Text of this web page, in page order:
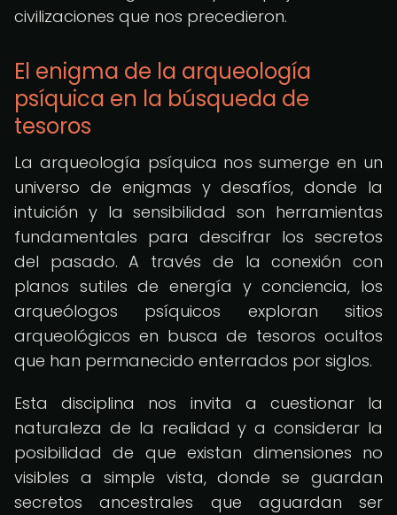
civilizaciones que nos precedieron.
El enigma de la arqueología
psíquica en la búsqueda de
tesoros
La arqueología psíquica nos sumerge en un
universo de enigmas y desafíos, donde la
intuición y la sensibilidad son herramientas
fundamentales para descifrar los secretos
del pasado. A través de la conexión con
planos sutiles de energía y conciencia, los
arqueólogos psíquicos exploran sitios
arqueológicos en busca de tesoros ocultos
que han permanecido enterrados por siglos.
Esta disciplina nos invita a cuestionar la
naturaleza de la realidad y a considerar la
posibilidad de que existan dimensiones no
visibles a simple vista, donde se guardan
secretos ancestrales que aguardan ser